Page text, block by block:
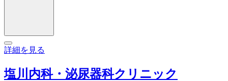
詳細を見る
塩川内科・泌尿器科クリニック